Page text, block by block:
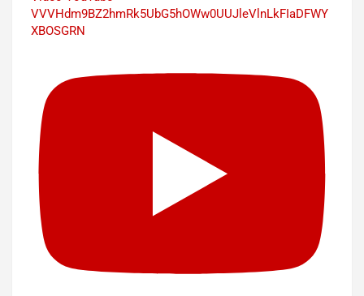
VVVHdm9BZ2hmRk5UbG5hOWw0UUJleVlnLkFIaDFWY
XBOSGRN